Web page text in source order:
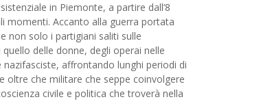
in Piemonte, a partire dall’8
momenti. Accanto alla guerra portata
non solo i partigiani saliti sulle
delle donne, degli operai nelle
affrontando lunghi periodi di
oltre che militare che seppe coinvolgere
civile e politica che troverà nella